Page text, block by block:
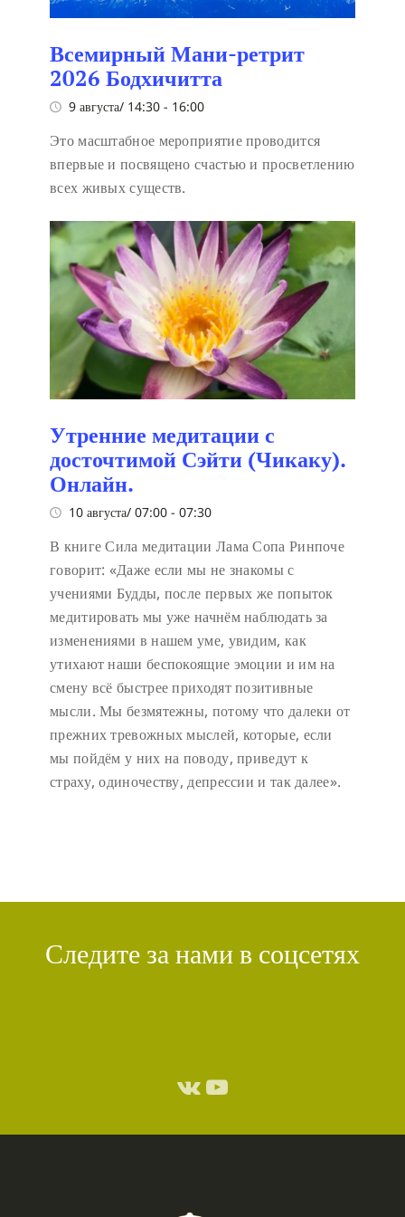
Всемирный Мани-ретрит
2026 Бодхичитта
9 августа/ 14:30 - 16:00
Это масштабное мероприятие проводится
впервые и посвящено счастью и просветлению
всех живых существ.
Утренние медитации с
досточтимой Сэйти (Чикаку).
Онлайн.
10 августа/ 07:00 - 07:30
В книге Сила медитации Лама Сопа Ринпоче
говорит: «Даже если мы не знакомы с
учениями Будды, после первых же попыток
медитировать мы уже начнём наблюдать за
изменениями в нашем уме, увидим, как
утихают наши беспокоящие эмоции и им на
смену всё быстрее приходят позитивные
мысли. Мы безмятежны, потому что далеки от
прежних тревожных мыслей, которые, если
мы пойдём у них на поводу, приведут к
страху, одиночеству, депрессии и так далее».
Следите за нами в соцсетях